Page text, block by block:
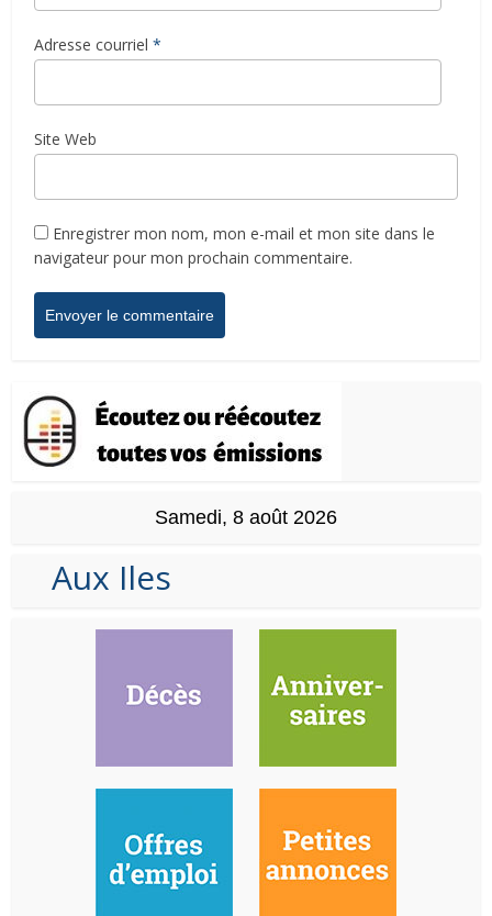
Adresse courriel *
Site Web
Enregistrer mon nom, mon e-mail et mon site dans le
navigateur pour mon prochain commentaire.
Samedi, 8 août 2026
Aux Iles